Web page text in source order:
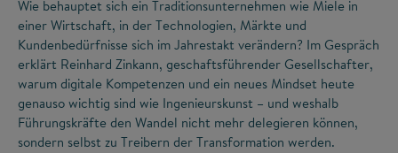
Wie behauptet sich ein Traditionsunternehmen wie Miele in
einer Wirtschaft, in der Technologien, Märkte und
Kundenbedürfnisse sich im Jahrestakt verändern? Im Gespräch
erklärt Reinhard Zinkann, geschaftsführender Gesellschafter,
warum digitale Kompetenzen und ein neues Mindset heute
genauso wichtig sind wie Ingenieurskunst – und weshalb
Führungskräfte den Wandel nicht mehr delegieren können,
sondern selbst zu Treibern der Transformation werden.